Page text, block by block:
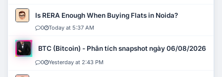
Is RERA Enough When Buying Flats in Noida?
0 Today at 5:37 AM
BTC (Bitcoin) - Phân tích snapshot ngày 06/08/2026
0 Yesterday at 2:43 PM